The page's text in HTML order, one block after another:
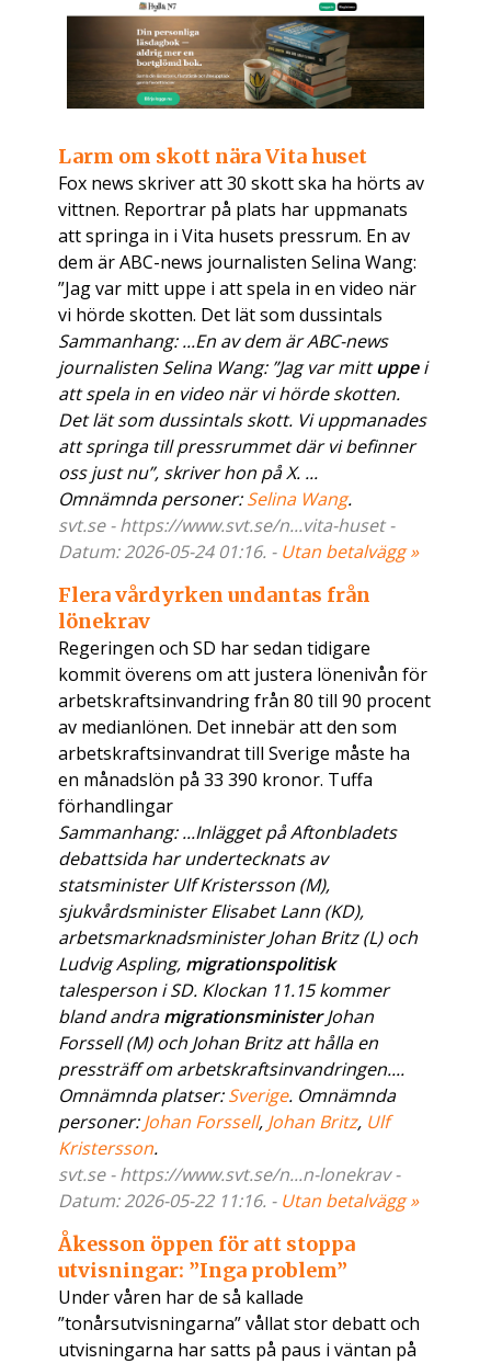
Larm om skott nära Vita huset
Fox news skriver att 30 skott ska ha hörts av
vittnen. Reportrar på plats har uppmanats
att springa in i Vita husets pressrum. En av
dem är ABC-news journalisten Selina Wang:
”Jag var mitt uppe i att spela in en video när
vi hörde skotten. Det lät som dussintals
Sammanhang: ...En av dem är ABC-news
journalisten Selina Wang: ”Jag var mittuppei
att spela in en video när vi hörde skotten.
Det lät som dussintals skott. Vi uppmanades
att springa till pressrummet där vi befinner
oss just nu”, skriver hon på X. ...
Omnämnda personer:Selina Wang.
svt.se - https://www.svt.se/n...vita-huset -
Datum: 2026-05-24 01:16. - Utan betalvägg »
Flera vårdyrken undantas från
lönekrav
Regeringen och SD har sedan tidigare
kommit överens om att justera lönenivån för
arbetskraftsinvandring från 80 till 90 procent
av medianlönen. Det innebär att den som
arbetskraftsinvandrat till Sverige måste ha
en månadslön på 33 390 kronor. Tuffa
förhandlingar
Sammanhang: ...Inlägget på Aftonbladets
debattsida har undertecknats av
statsminister Ulf Kristersson (M),
sjukvårdsminister Elisabet Lann (KD),
arbetsmarknadsminister Johan Britz (L) och
Ludvig Aspling, migrationspolitisk
talesperson i SD. Klockan 11.15 kommer
bland andramigrationsministerJohan
Forssell (M) och Johan Britz att hålla en
pressträff om arbetskraftsinvandringen....
Omnämnda platser:Sverige. Omnämnda
personer:Johan Forssell, Johan Britz, Ulf
Kristersson.
svt.se - https://www.svt.se/n...n-lonekrav -
Datum: 2026-05-22 11:16. - Utan betalvägg »
Åkesson öppen för att stoppa
utvisningar: ”Inga problem”
Under våren har de så kallade
”tonårsutvisningarna” vållat stor debatt och
utvisningarna har satts på paus i väntan på